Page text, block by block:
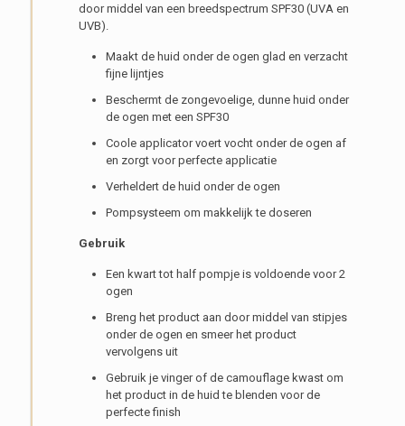
door middel van een breedspectrum SPF30 (UVA en
UVB).
Maakt de huid onder de ogen glad en verzacht
fijne lijntjes
Beschermt de zongevoelige, dunne huid onder
de ogen met een SPF30
Coole applicator voert vocht onder de ogen af
en zorgt voor perfecte applicatie
Verheldert de huid onder de ogen
Pompsysteem om makkelijk te doseren
Gebruik
Een kwart tot half pompje is voldoende voor 2
ogen
Breng het product aan door middel van stipjes
onder de ogen en smeer het product
vervolgens uit
Gebruik je vinger of de camouflage kwast om
het product in de huid te blenden voor de
perfecte finish